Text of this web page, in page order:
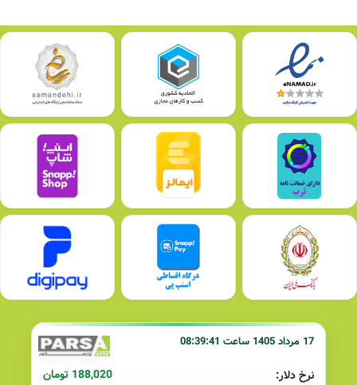
17 مرداد 1405 ساعت 08:39:41
نرخ دلار:
188,020 تومان